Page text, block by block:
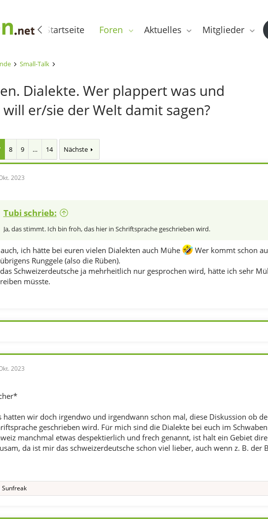
Startseite Foren Aktuelles Mitglieder
Small-Talk
Dialekte. Wer plappert was und
er/sie der Welt damit sagen?
8 9 … 14 Nächste
2023
Tubi schrieb:
Ja, das stimmt. Ich bin froh, das hier in Schriftsprache geschrieben wird.
ich hätte bei euren vielen Dialekten auch Mühe
Wer kommt schon
Runggele (also die Rüben).
Schweizerdeutsche ja mehrheitlich nur gesprochen wird, hätte ich sehr
müsste.
2023
hatten wir doch irgendwo und irgendwann schon mal, diese Diskussion ob
geschrieben wird. Für mich sind die Dialekte bei euch im
manchmal etwas despektierlich und frech genannt, ist halt ein Gebiet
da ist mir das schweizerdeutsche schon viel lieber, auch wenn z. B. der
Sunfreak